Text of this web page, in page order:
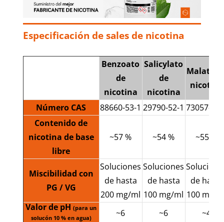
Especificación de sales de nicotina
Benzoato
de
nicotina
Salicylato
de
nicotina
Malato
nicotina
Número CAS 88660-53-1 29790-52-1 73057-
Contenido de
nicotina de base
libre
~57 % ~54 % ~55 %
Miscibilidad con
PG / VG
Soluciones
de hasta
200 mg/ml
Soluciones
de hasta
100 mg/ml
de hasta
100 mg/
Valor de pH(para un
solucón 10 % en agua)
~6 ~6
~4